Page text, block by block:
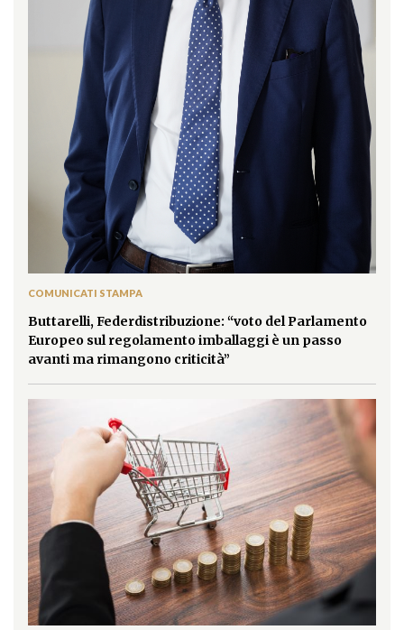
COMUNICATI STAMPA
Buttarelli, Federdistribuzione: “voto del Parlamento
Europeo sul regolamento imballaggi è un passo
avanti ma rimangono criticità”